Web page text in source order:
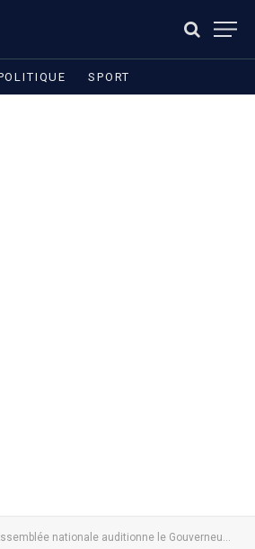
SPORT
nationale auditionne le Gouverneur de la BCC sur la situation du franc congolais